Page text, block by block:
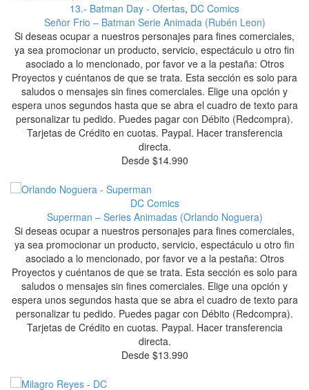
13.- Batman Day - Ofertas, DC Comics
Señor Frio – Batman Serie Animada (Rubén Leon)
Si deseas ocupar a nuestros personajes para fines comerciales,
ya sea promocionar un producto, servicio, espectáculo u otro fin
asociado a lo mencionado, por favor ve a la pestaña: Otros
Proyectos y cuéntanos de que se trata. Esta sección es solo para
saludos o mensajes sin fines comerciales. Elige una opción y
espera unos segundos hasta que se abra el cuadro de texto para
personalizar tu pedido. Puedes pagar con Débito (Redcompra).
Tarjetas de Crédito en cuotas. Paypal. Hacer transferencia
directa.
Desde $14.990
DC Comics
Superman – Series Animadas (Orlando Noguera)
Si deseas ocupar a nuestros personajes para fines comerciales,
ya sea promocionar un producto, servicio, espectáculo u otro fin
asociado a lo mencionado, por favor ve a la pestaña: Otros
Proyectos y cuéntanos de que se trata. Esta sección es solo para
saludos o mensajes sin fines comerciales. Elige una opción y
espera unos segundos hasta que se abra el cuadro de texto para
personalizar tu pedido. Puedes pagar con Débito (Redcompra).
Tarjetas de Crédito en cuotas. Paypal. Hacer transferencia
directa.
Desde $13.990